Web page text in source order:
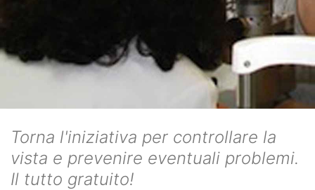
Torna l'iniziativa per controllare la
vista e prevenire eventuali problemi.
Il tutto gratuito!